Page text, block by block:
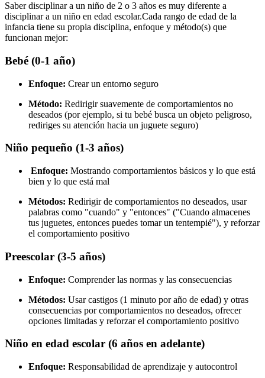
Saber disciplinar a un niño de 2 o 3 años es muy diferente a
disciplinar a un niño en edad escolar.Cada rango de edad de la
infancia tiene su propia disciplina, enfoque y método(s) que
funcionan mejor:
Bebé (0-1 año)
Enfoque: Crear un entorno seguro
Método: Redirigir suavemente de comportamientos no
deseados (por ejemplo, si tu bebé busca un objeto peligroso,
rediriges su atención hacia un juguete seguro)
Niño pequeño (1-3 años)
Enfoque: Mostrando comportamientos básicos y lo que está
bien y lo que está mal
Métodos: Redirigir de comportamientos no deseados, usar
palabras como "cuando" y "entonces" ("Cuando almacenes
tus juguetes, entonces puedes tomar un tentempié"), y reforzar
el comportamiento positivo
Preescolar (3-5 años)
Enfoque: Comprender las normas y las consecuencias
Métodos: Usar castigos (1 minuto por año de edad) y otras
consecuencias por comportamientos no deseados, ofrecer
opciones limitadas y reforzar el comportamiento positivo
Niño en edad escolar (6 años en adelante)
Enfoque: Responsabilidad de aprendizaje y autocontrol